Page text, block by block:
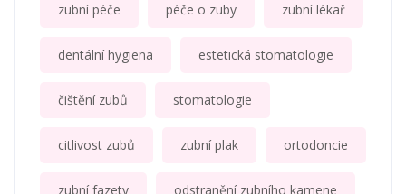
zubní péče péče o zuby zubní lékař
dentální hygiena estetická stomatologie
čištění zubů stomatologie
citlivost zubů zubní plak ortodoncie
zubní fazety odstranění zubního kamene